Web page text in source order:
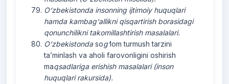
O‘zbekistonda insonning ijtimoiy huquqlari
hamda kambag‘allikni qisqartirish borasidagi
qonunchilikni takomillashtirish masalalari.
O‘zbekistonda sog‘lom turmush tarzini
ta’minlash va aholi farovonligini oshirish
maqsadlariga erishish masalalari(inson
huquqlari rakursida).